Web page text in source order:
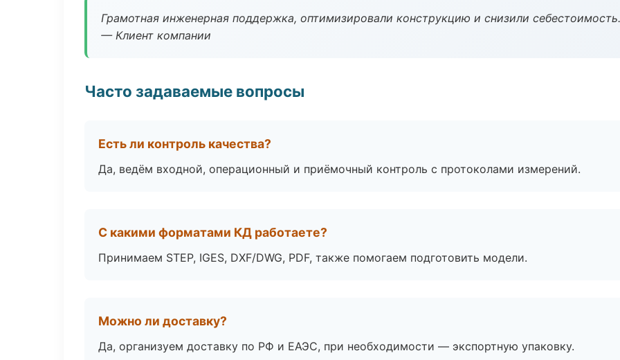
Грамотная инженерная поддержка, оптимизировали конструкцию и снизили себестоимость.
— Клиент компании
Часто задаваемые вопросы
Есть ли контроль качества?
Да, ведём входной, операционный и приёмочный контроль с протоколами измерений.
С какими форматами КД работаете?
Принимаем STEP, IGES, DXF/DWG, PDF, также помогаем подготовить модели.
Можно ли доставку?
Да, организуем доставку по РФ и ЕАЭС, при необходимости — экспортную упаковку.